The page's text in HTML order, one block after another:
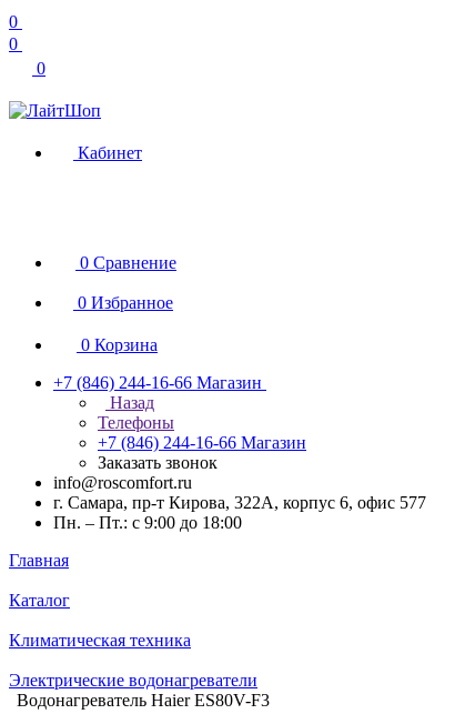
0
0
0
Кабинет
0 Сравнение
0 Избранное
0 Корзина
+7 (846) 244-16-66 Магазин
Назад
Телефоны
+7 (846) 244-16-66 Магазин
Заказать звонок
info@roscomfort.ru
г. Самара, пр-т Кирова, 322А, корпус 6, офис 577
Пн. – Пт.: с 9:00 до 18:00
Главная
Каталог
Климатическая техника
Электрические водонагреватели
Водонагреватель Haier ES80V-F3